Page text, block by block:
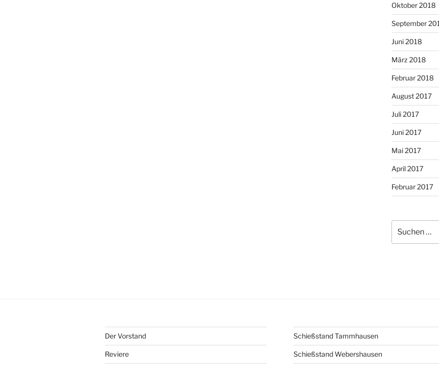
Oktober 2018
September
Juni 2018
März 2018
Februar 2018
August 2017
Juli 2017
Juni 2017
Mai 2017
April 2017
Februar 2017
nach:
Der Vorstand
Reviere
Schießstand Tammhausen
Schießstand Webershausen